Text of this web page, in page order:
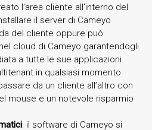
l’area cliente all’interno del
il server di Cameyo
del cliente oppure può
cloud di Cameyo garantendogli
a tutte le sue applicazioni.
in qualsiasi momento
da un cliente all’altro con
mouse e un notevole risparmio
: il software di Cameyo si